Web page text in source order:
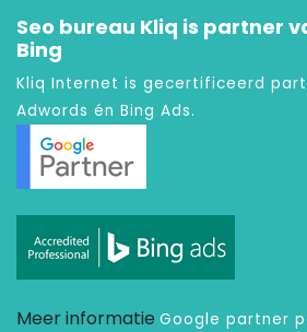
Seo bureau Kliq is partner
Bing
Kliq Internet is gecertificeerd
Adwords én Bing Ads.
Meer informatie Google partner